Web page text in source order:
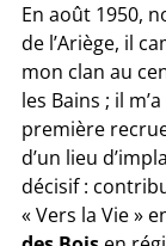
En août 1950,
de l’Ariège, il
mon clan au
les Bains ; il
première
d’un lieu
décisif :
« Vers la Vie »